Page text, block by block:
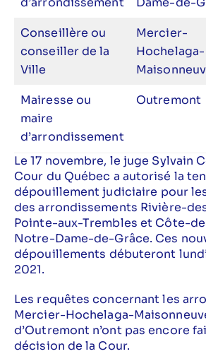
Conseillère ou
conseiller de la
Ville
Mercier-
Hochelaga-
Mairesse ou
maire
d’arrondissement
Outremont
Le 17 novembre, le juge Sylvain
Cour du Québec a autorisé la
dépouillement judiciaire pour
des arrondissements Rivière-
Pointe-aux-Trembles et Côte-
Notre-Dame-de-Grâce. Ces
dépouillements débuteront
2021.
Les requêtes concernant les
Mercier-Hochelaga-
d’Outremont n’ont pas encore
décision de la Cour.